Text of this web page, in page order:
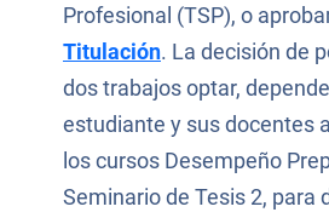
Profesional (TSP), o
Titulación. La decisión de
dos trabajos optar,
estudiante y sus docentes
los cursos Desempeño
Seminario de Tesis 2, para